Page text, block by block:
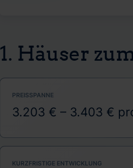
1. Häuser
PREISSPANNE
3.203 € – 3.403 €
KURZFRISTIGE ENTWICKLUNG